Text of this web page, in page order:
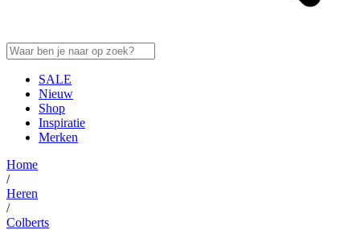
SALE
Nieuw
Shop
Inspiratie
Merken
Home
/
Heren
/
Colberts